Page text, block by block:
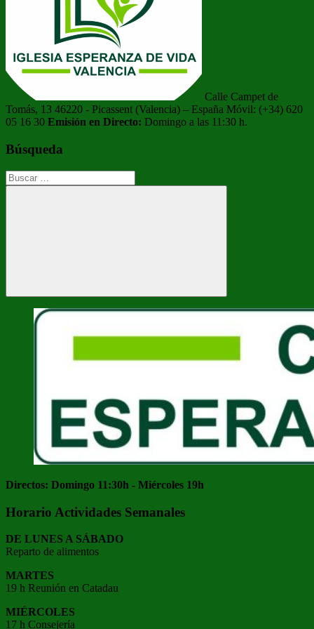
Calle Campet de
Tomás, 13 46220 - Picassent (Valencia) – España Móvil: (+34) 620
05 16 30 Emisión en Directo: Domingo a las 11:30 h.
Búsqueda
Buscar:
Buscar
Directos: Domingo 11:30h - Miércoles 19h
Horario Actividades Semanales
DE LUNES A SÁBADO
Reparto de alimentos
MARTES
19 h Reunión en Catadau
MIÉRCOLES
17 h Consejería